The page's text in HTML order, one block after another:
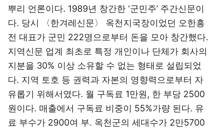
뿌리 언론이다. 1989년 창간한 ‘군민주’ 주간신문이
다. 당시 〈한겨레신문〉 옥천지국장이었던 오한흥
전 대표가 군민 222명으로부터 돈을 모아 창간했다.
지역신문 업계 최초로 특정 개인이나 단체가 회사의
지분을 30% 이상 소유할 수 없는 형태로 설립되었
다. 지역 토호 등 권력과 자본의 영향력으로부터 자
유롭기 위해서였다. 월 구독료 1만원, 한 부당 2500
원이다. 매출에서 구독료 비중이 55%가량 된다. 유
료 부수가 2900여 부. 옥천군의 세대수가 2만5700